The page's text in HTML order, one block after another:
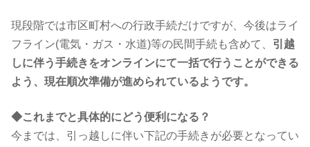
現段階では市区町村への行政手続だけですが、今後はライ
フライン(電気・ガス・水道)等の民間手続も含めて、 引越
しに伴う手続きをオンラインにて一括で行うことができる
よう、現在順次準備が進められているようです。
◆これまでと具体的にどう便利になる？
今までは、引っ越しに伴い下記の手続きが必要となってい